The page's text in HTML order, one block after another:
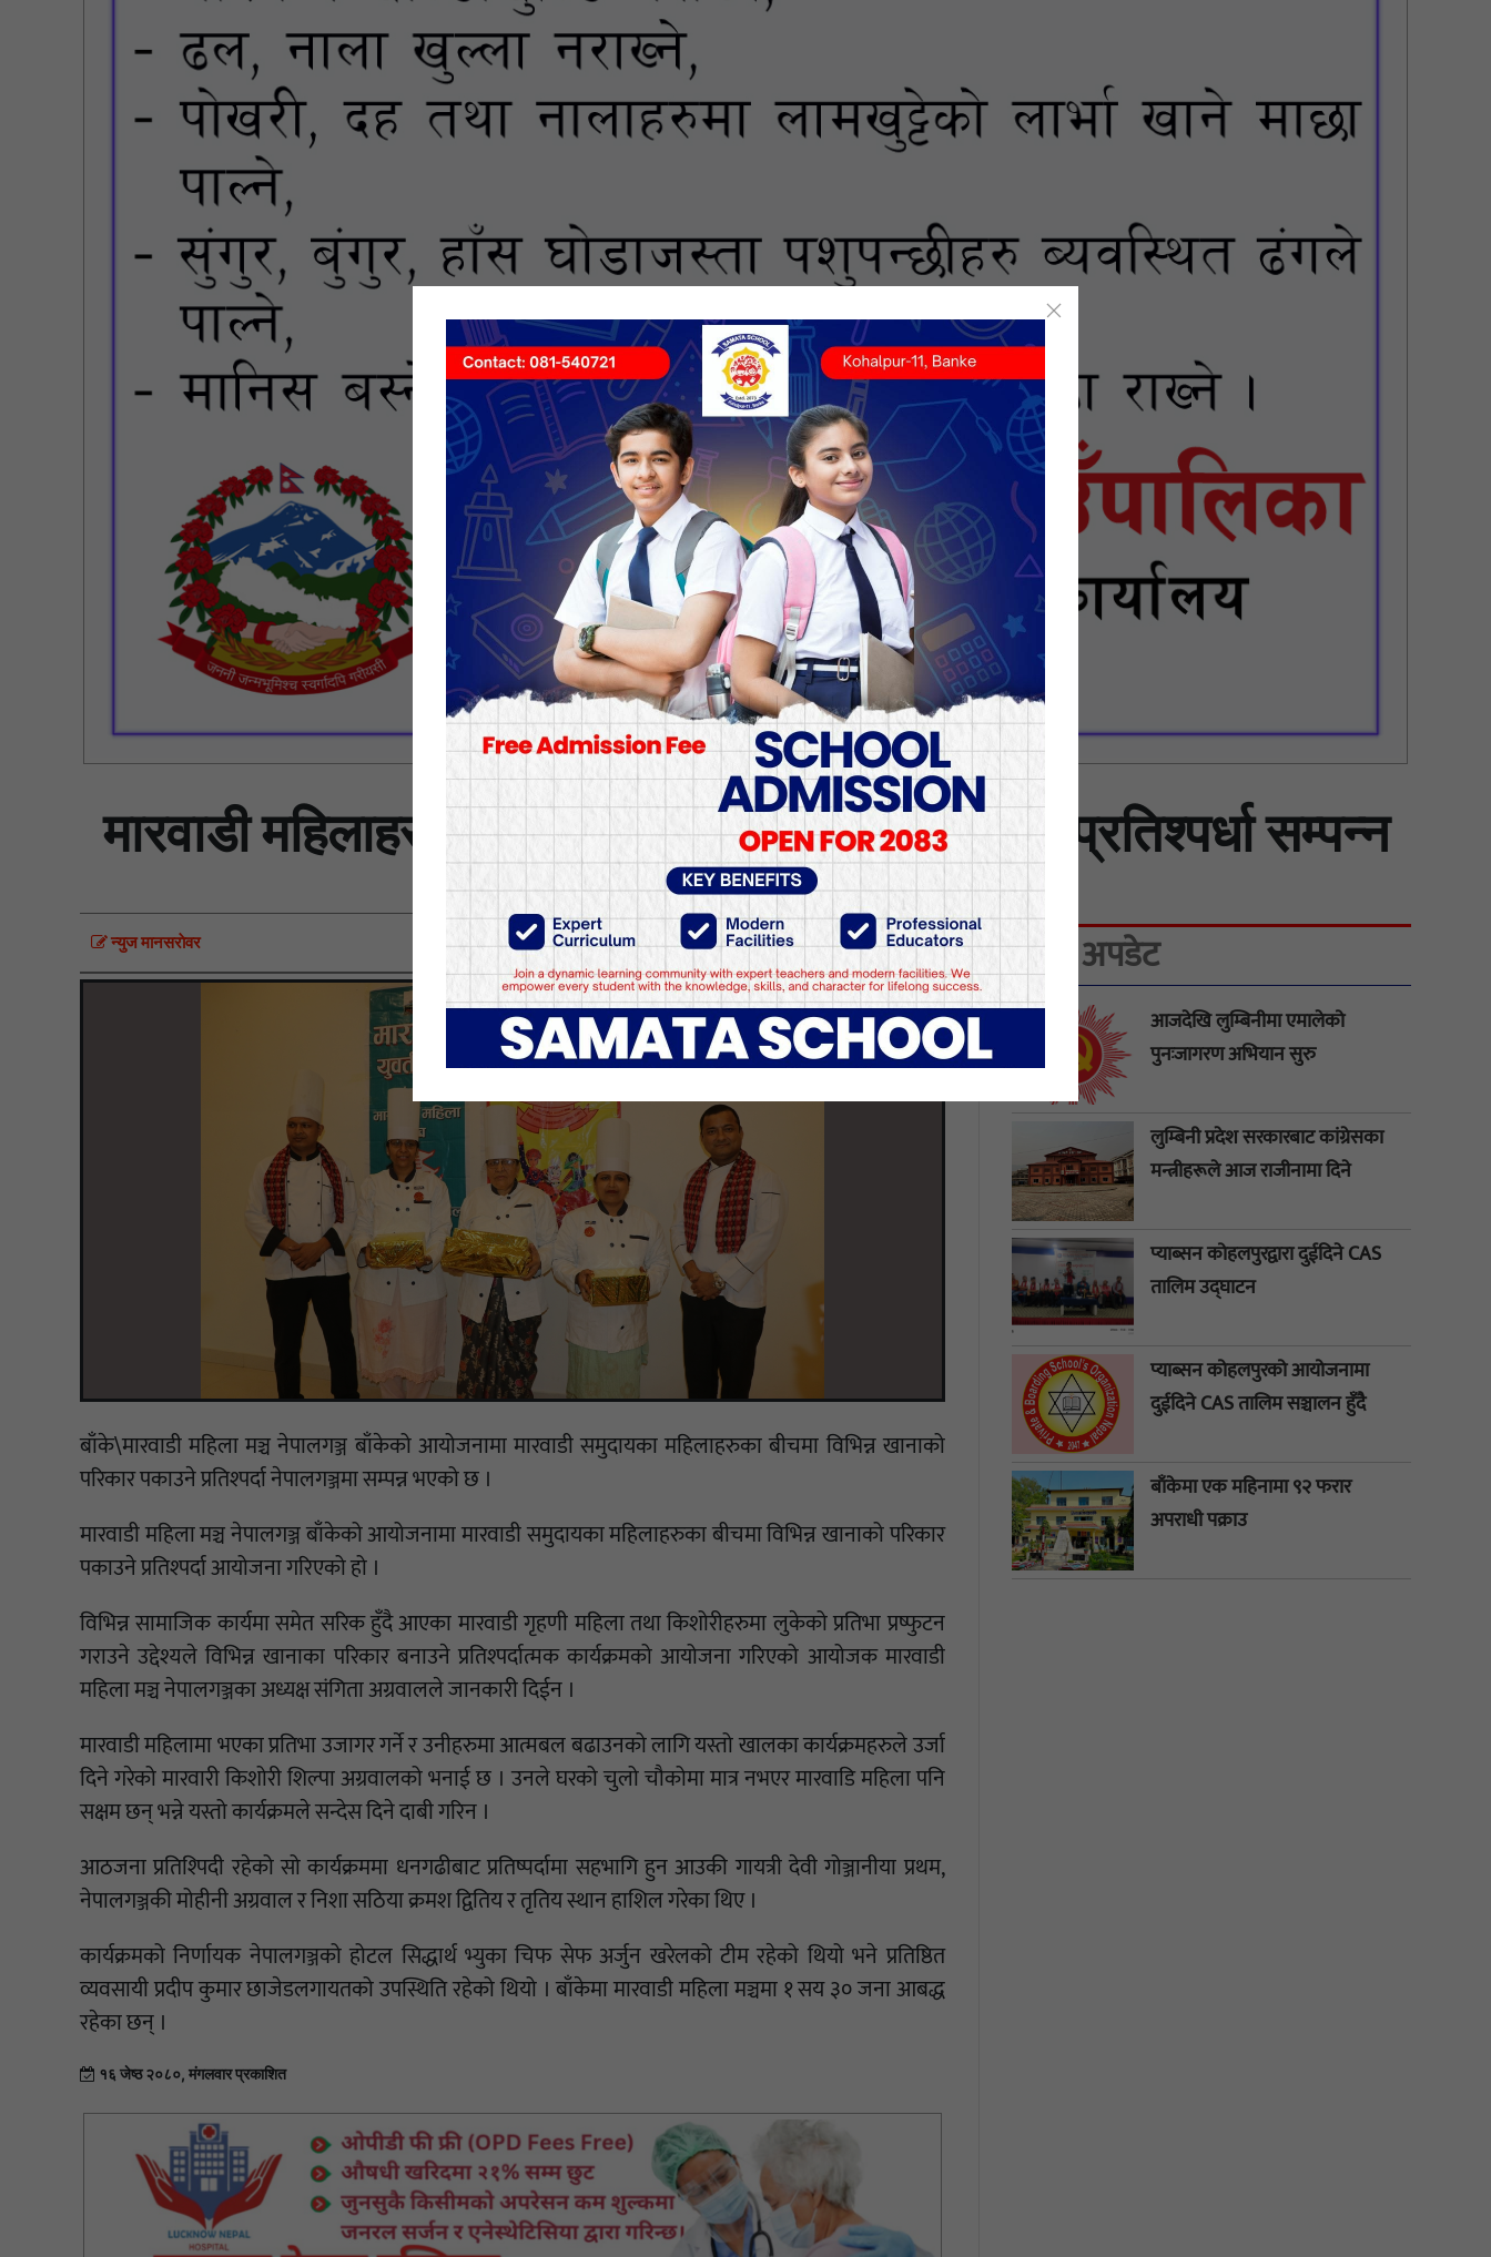
मारवाडी महिलाहरुका बिचमा खानाका परिकार बनाउने प्रतिश्पर्धा सम्पन्न
न्युज मानसराेवर
बाँके\मारवाडी महिला मञ्च नेपालगञ्ज बाँकेको आयोजनामा मारवाडी समुदायका महिलाहरुका बीचमा विभिन्न खानाको
परिकार पकाउने प्रतिश्पर्दा नेपालगञ्जमा सम्पन्न भएको छ ।
मारवाडी महिला मञ्च नेपालगञ्ज बाँकेको आयोजनामा मारवाडी समुदायका महिलाहरुका बीचमा विभिन्न खानाको परिकार
पकाउने प्रतिश्पर्दा आयोजना गरिएको हो ।
विभिन्न सामाजिक कार्यमा समेत सरिक हुँदै आएका मारवाडी गृहणी महिला तथा किशोरीहरुमा लुकेको प्रतिभा प्रष्फुटन
गराउने उद्देश्यले विभिन्न खानाका परिकार बनाउने प्रतिश्पर्दात्मक कार्यक्रमको आयोजना गरिएको आयोजक मारवाडी
महिला मञ्च नेपालगञ्जका अध्यक्ष संगिता अग्रवालले जानकारी दिईन ।
मारवाडी महिलामा भएका प्रतिभा उजागर गर्ने र उनीहरुमा आत्मबल बढाउनको लागि यस्तो खालका कार्यक्रमहरुले उर्जा
दिने गरेको मारवारी किशोरी शिल्पा अग्रवालको भनाई छ । उनले घरको चुलो चौकोमा मात्र नभएर मारवाडि महिला पनि
सक्षम छन् भन्ने यस्तो कार्यक्रमले सन्देस दिने दाबी गरिन ।
आठजना प्रतिश्पिदी रहेको सो कार्यक्रममा धनगढीबाट प्रतिष्पर्दामा सहभागि हुन आउकी गायत्री देवी गोञ्जानीया प्रथम,
नेपालगञ्जकी मोहीनी अग्रवाल र निशा सठिया क्रमश द्वितिय र तृतिय स्थान हाशिल गरेका थिए ।
कार्यक्रमको निर्णायक नेपालगञ्जको होटल सिद्धार्थ भ्युका चिफ सेफ अर्जुन खरेलको टीम रहेको थियो भने प्रतिष्ठित
व्यवसायी प्रदीप कुमार छाजेडलगायतको उपस्थिति रहेको थियो । बाँकेमा मारवाडी महिला मञ्चमा १ सय ३० जना आबद्ध
रहेका छन् ।
१६ जेष्ठ २०८०, मंगलवार प्रकाशित
ताजा अपडेट
आजदेखि लुम्बिनीमा एमालेको
पुनःजागरण अभियान सुरु
लुम्बिनी प्रदेश सरकारबाट कांग्रेसका
मन्त्रीहरूले आज राजीनामा दिने
प्याब्सन कोहलपुरद्वारा दुईदिने CAS
तालिम उद्घाटन
प्याब्सन कोहलपुरको आयोजनामा
दुईदिने CAS तालिम सञ्चालन हुँदै
बाँकेमा एक महिनामा ९२ फरार
अपराधी पक्राउ